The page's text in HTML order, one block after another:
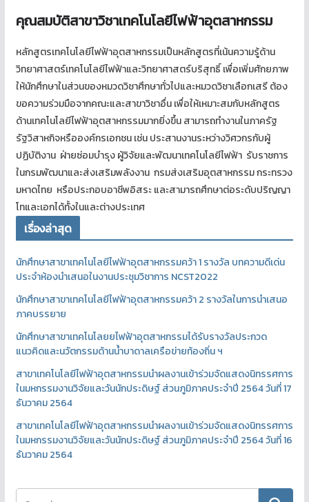
คุณสมบัติสาขาวิชาเทคโนโลยีไฟฟ้าอุตสาหกรรม
หลักสูตรเทคโนโลยีไฟฟ้าอุตสาหกรรมเป็นหลักสูตรที่เน้นความรู้ด้าน
วิทยาศาสตร์เทคโนโลยีไฟฟ้าและวิทยาศาสตร์บริสุทธิ์ เพื่อเพิ่มศักยภาพ
ให้นักศึกษาในส่วนของหมวดวิชาศึกษาทั่วไปและหมวดวิชาเลือกเสรี ต้อง
ขอความร่วมมือจากคณะและสาขาวิชาอื่น เพื่อให้เหมาะสมกับหลักสูตร
ด้านเทคโนโลยีไฟฟ้าอุตสาหกรรมมากยิ่งขึ้น สามารถทำงานในภาครัฐ
รัฐวิสาหกิจหรือองค์กรเอกชน เช่น ประสานงานระหว่างวิศวกรกับผู้
ปฏิบัติงาน ฝ่ายซ่อมบำรุง ผู้วิจัยและพัฒนาเทคโนโลยีไฟฟ้า รับราชการ
ในกรมพัฒนาและส่งเสริมพลังงาน กรมส่งเสริมอุตสาหกรรม กระทรวง
มหาดไทย หรือประกอบอาชีพอิสระ และสามารถศึกษาต่อระดับปริญญา
โทและเอกได้ทั้งในและต่างประเทศ
เรื่องล่าสุด
นักศึกษาสาขาเทคโนโลยีไฟฟ้าอุตสาหกรรมคว้า 1 รางวัล บทความดีเด่น
ประจำห้องนำเสนอในงานประชุมวิชาการ NCST2022
นักศึกษาสาขาเทคโนโลยีไฟฟ้าอุตสาหกรรมคว้า 2 รางวัลในการนำเสนอ
ภาคบรรยาย
นักศึกษาสาขาเทคโนโลยยไฟฟ้าอุตสาหกรรมได้รับรางวัลประกวด
แนวคิดและนวัตกรรมด้านน้ำบาดาลเครือข่ายท้องถิ่น ฯ
สาขาเทคโนโลยีไฟฟ้าอุตสาหกรรมนำผลงานเข้าร่วมจัดแสดงนิทรรศการ
ในมหกรรมงานวิจัยและวันนักประดิษฐ์ ส่วนภูมิภาคประจำปี 2564 วันที่ 17
ธันวาคม 2564
สาขาเทคโนโลยีไฟฟ้าอุตสาหกรรมนำผลงานเข้าร่วมจัดแสดงนิทรรศการ
ในมหกรรมงานวิจัยและวันนักประดิษฐ์ ส่วนภูมิภาคประจำปี 2564 วันที่ 16
ธันวาคม 2564